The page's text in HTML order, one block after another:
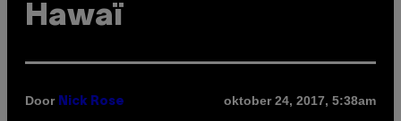
Hawaï
Door Nick Rose oktober 24, 2017, 5:38am